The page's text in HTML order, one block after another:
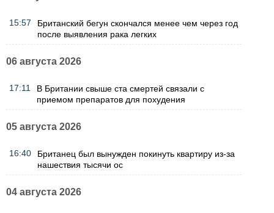
15:57
Британский бегун скончался менее чем через год
после выявления рака легких
06 августа 2026
17:11
В Британии свыше ста смертей связали с
приемом препаратов для похудения
05 августа 2026
16:40
Британец был вынужден покинуть квартиру из-за
нашествия тысячи ос
04 августа 2026